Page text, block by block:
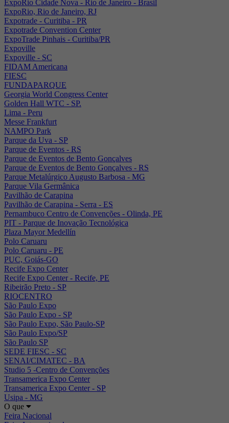
ExpoRio Cidade Nova - Rio de Janeiro - Brasil
ExpoRio, Rio de Janeiro, RJ
Expotrade - Curitiba - PR
Expotrade Convention Center
ExpoTrade Pinhais - Curitiba/PR
Expoville
Expoville - SC
FIDAM Americana
FIESC
FUNDAPARQUE
Georgia World Congress Center
Golden Hall WTC - SP.
Lima - Peru
Messe Frankfurt
NAMPO Park
Parque da Uva - SP
Parque de Eventos - RS
Parque de Eventos de Bento Gonçalves
Parque de Eventos de Bento Gonçalves - RS
Parque Metalúrgico Augusto Barbosa - MG
Parque Vila Germânica
Pavilhão de Carapina
Pavilhão de Carapina - Serra - ES
Pernambuco Centro de Convenções - Olinda, PE
PIT - Parque de Inovação Tecnológica
Plaza Mayor Medellín
Polo Caruaru
Polo Caruaru - PE
PUC, Goiás-GO
Recife Expo Center
Recife Expo Center - Recife, PE
Ribeirão Preto - SP
RIOCENTRO
São Paulo Expo
São Paulo Expo - SP
São Paulo Expo, São Paulo-SP
São Paulo Expo/SP
São Paulo SP
SEDE FIESC - SC
SENAI/CIMATEC - BA
Studio 5 -Centro de Convenções
Transamerica Expo Center
Transamerica Expo Center - SP
Usipa - MG
O que
Feira Nacional